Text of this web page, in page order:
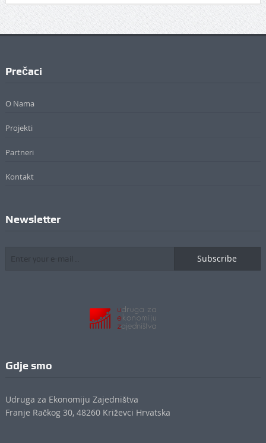
Prečaci
O Nama
Projekti
Partneri
Kontakt
Newsletter
Subscribe
Gdje smo
Udruga za Ekonomiju Zajedništva
Franje Račkog 30, 48260 Križevci Hrvatska